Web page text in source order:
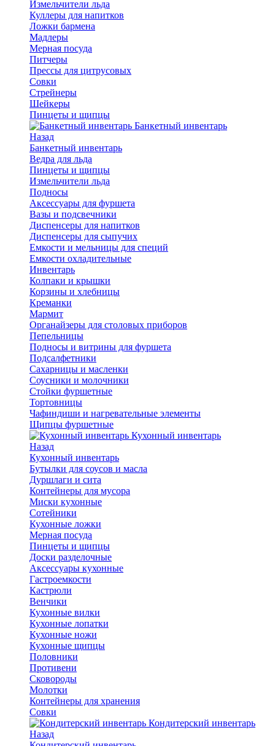
Измельчители льда
Куллеры для напитков
Ложки бармена
Мадлеры
Мерная посуда
Питчеры
Прессы для цитрусовых
Совки
Стрейнеры
Шейкеры
Пинцеты и щипцы
Банкетный инвентарь
Назад
Банкетный инвентарь
Ведра для льда
Пинцеты и щипцы
Измельчители льда
Подносы
Аксессуары для фуршета
Вазы и подсвечники
Диспенсеры для напитков
Диспенсеры для сыпучих
Емкости и мельницы для специй
Емкости охладительные
Инвентарь
Колпаки и крышки
Корзины и хлебницы
Креманки
Мармит
Органайзеры для столовых приборов
Пепельницы
Подносы и витрины для фуршета
Подсалфетники
Сахарницы и масленки
Соусники и молочники
Стойки фуршетные
Тортовницы
Чафиндиши и нагревательные элементы
Щипцы фуршетные
Кухонный инвентарь
Назад
Кухонный инвентарь
Бутылки для соусов и масла
Дуршлаги и сита
Контейнеры для мусора
Миски кухонные
Сотейники
Кухонные ложки
Мерная посуда
Пинцеты и щипцы
Доски разделочные
Аксессуары кухонные
Гастроемкости
Кастрюли
Венчики
Кухонные вилки
Кухонные лопатки
Кухонные ножи
Кухонные щипцы
Половники
Противени
Сковороды
Молотки
Контейнеры для хранения
Совки
Кондитерский инвентарь
Назад